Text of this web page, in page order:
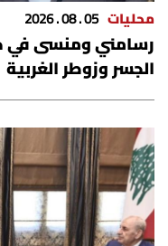
محليات 05 . 08 . 2026
رسامني ومنسى في
الجسر وزوطر الغربية